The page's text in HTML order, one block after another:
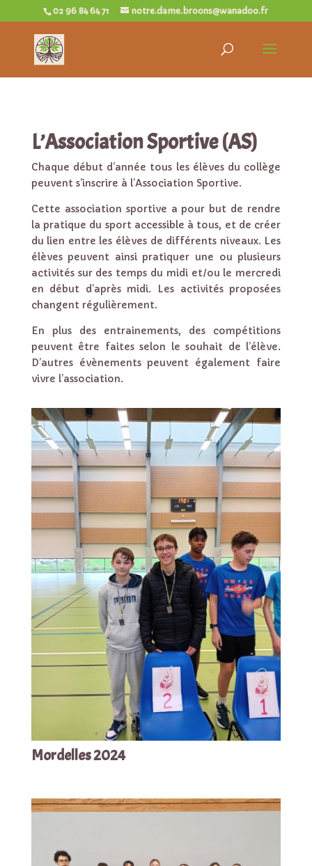
02 96 84 64 71 notre.dame.broons@wanadoo.fr
L’Association Sportive (AS)
Chaque début d’année tous les élèves du collège
peuvent s’inscrire à l’Association Sportive.
Cette association sportive a pour but de rendre
la pratique du sport accessible à tous, et de créer
du lien entre les élèves de différents niveaux. Les
élèves peuvent ainsi pratiquer une ou plusieurs
activités sur des temps du midi et/ou le mercredi
en début d’après midi. Les activités proposées
changent régulièrement.
En plus des entrainements, des compétitions
peuvent être faites selon le souhait de l’élève.
D’autres évènements peuvent également faire
vivre l’association.
Mordelles 2024